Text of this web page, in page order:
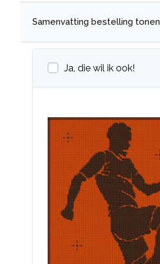
Samenvatting bestelling tonen
Ja, die wil ik ook!